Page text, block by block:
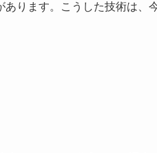
ります。こうした技術は、